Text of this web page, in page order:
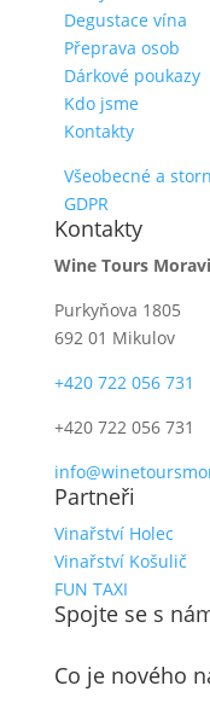
Degustace vína
Přeprava osob
Dárkové poukazy
Kdo jsme
Kontakty
Všeobecné a
GDPR
Kontakty
Wine Tours
Purkyňova 1805
692 01 Mikulov
+420 722 056 731
+420 722 056 731
Partneři
Vinařství Holec
Vinařství Košulič
FUN TAXI
Spojte se s
Co je nového